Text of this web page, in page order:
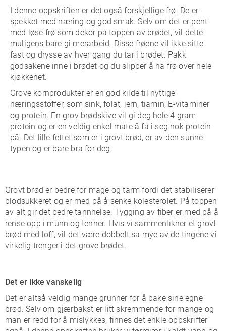
I denne oppskriften er det også forskjellige frø. De er
spekket med næring og god smak. Selv om det er pent
med løse frø som dekor på toppen av brødet, vil dette
muligens bare gi merarbeid. Disse frøene vil ikke sitte
fast og drysse av hver gang du tar i brødet. Pakk
godsakene inne i brødet og du slipper å ha frø over hele
kjøkkenet.
Grove kornprodukter er en god kilde til nyttige
næringsstoffer, som sink, folat, jern, tiamin, E-vitaminer
og protein. En grov brødskive vil gi deg hele 4 gram
protein og er en veldig enkel måte å få i seg nok protein
på. Det lille fettet som er i grovt brød, er av den sunne
typen og er bare bra for deg.
Grovt brød er bedre for mage og tarm fordi det stabiliserer
blodsukkeret og er med på å senke kolesterolet. På toppen
av alt gir det bedre tannhelse. Tygging av fiber er med på å
rense opp i munn og tenner. Hvis vi sammenlikner et grovt
brød med loff, vil det være dobbelt så mye av de tingene vi
virkelig trenger i det grove brødet.
Det er ikke vanskelig
Det er altså veldig mange grunner for å bake sine egne
brød. Selv om gjærbakst er litt skremmende for mange og
man er redd for å mislykkes, finnes det enkle oppskrifter